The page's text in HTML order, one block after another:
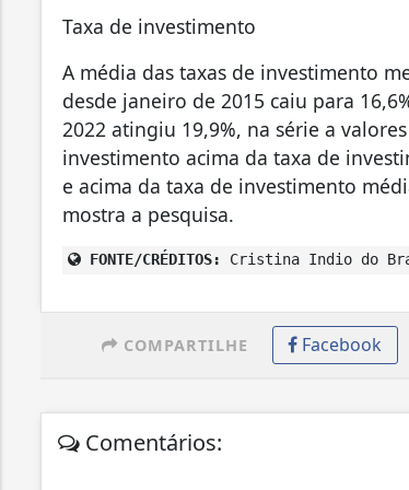
Taxa de investimento
A média das taxas de investimento
desde janeiro de 2015 caiu para
2022 atingiu 19,9%, na série a
investimento acima da taxa de
e acima da taxa de investimento
mostra a pesquisa.
FONTE/CRÉDITOS: Cristina Indio do
COMPARTILHE Facebook
Comentários: